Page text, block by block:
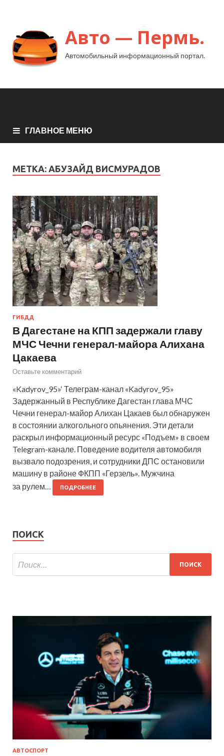
Авто — Пермь.
Автомобильный информационный портал.
ГЛАВНОЕ МЕНЮ
МЕТКА: АБУЗАЙД ВИСМУРАДОВ
ГИБДД
В Дагестане на КПП задержали главу
МЧС Чечни генерал-майора Алихана
Цакаева
Оставьте комментарий
«Kadyrov_95»‘ Телеграм-канал «Kadyrov_95»
Задержанный в Республике Дагестан глава МЧС
Чечни генерал-майор Алихан Цакаев был обнаружен
в состоянии алкогольного опьянения. Эти детали
раскрыл информационный ресурс «Подъем» в своем
Telegram-канале. Поведение водителя автомобиля
вызвало подозрения, и сотрудники ДПС остановили
машину в районе ФКПП «Герзель». Мужчина
за рулем…
ПОДРОБНЕЕ
ПОИСК
АВТОСПОРТ